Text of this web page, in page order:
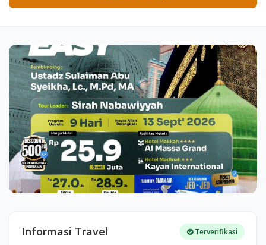
Informasi Travel Terverifikasi